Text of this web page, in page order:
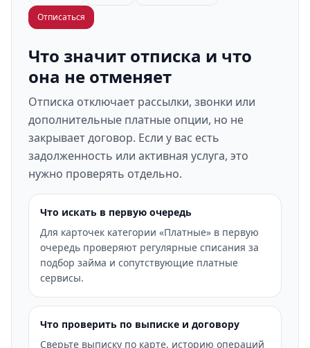
Отписаться
Что значит отписка и что
она не отменяет
Отписка отключает рассылки, звонки или
дополнительные платные опции, но не
закрывает договор. Если у вас есть
задолженность или активная услуга, это
нужно проверять отдельно.
Что искать в первую очередь
Для карточек категории «Платные» в первую
очередь проверяют регулярные списания за
подбор займа и сопутствующие платные
сервисы.
Что проверить по выписке и договору
Сверьте выписку по карте, историю операций